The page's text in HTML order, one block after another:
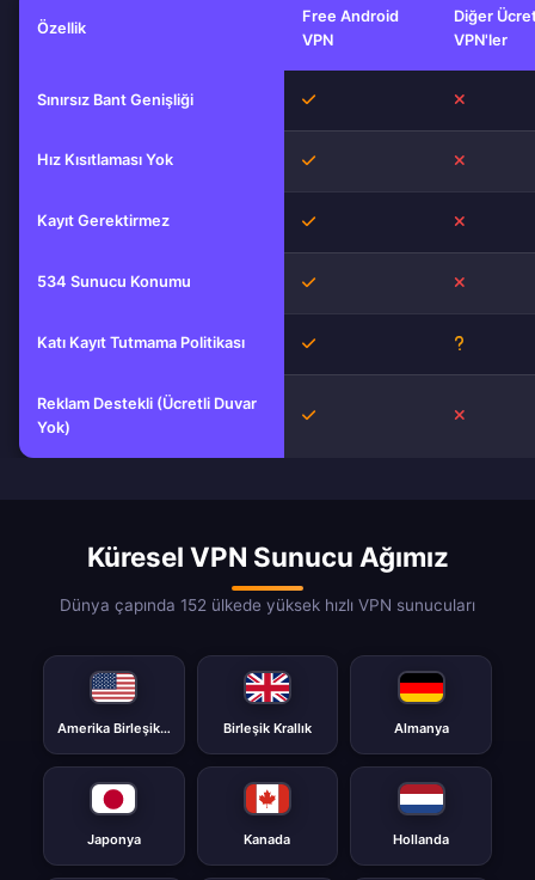
Özellik
Free Android
VPN
Diğer
VPN'ler
Sınırsız Bant Genişliği Evet
Hız Kısıtlaması Yok Evet
Kayıt Gerektirmez Evet
534 Sunucu Konumu Evet
Katı Kayıt Tutmama Politikası Evet
Reklam Destekli (Ücretli Duvar
Yok)
Evet
Küresel VPN Sunucu Ağımız
Dünya çapında 152 ülkede yüksek hızlı VPN sunucuları
Amerika Birleşik Devletleri Birleşik Krallık Almanya
Japonya Kanada Hollanda